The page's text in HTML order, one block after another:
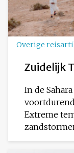
Overige
Zuidelijk
In de
Extreme